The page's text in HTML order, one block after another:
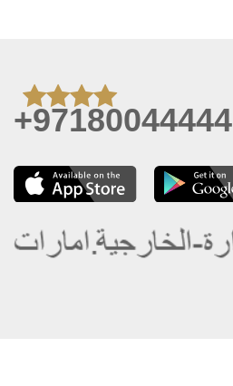
+97180044444